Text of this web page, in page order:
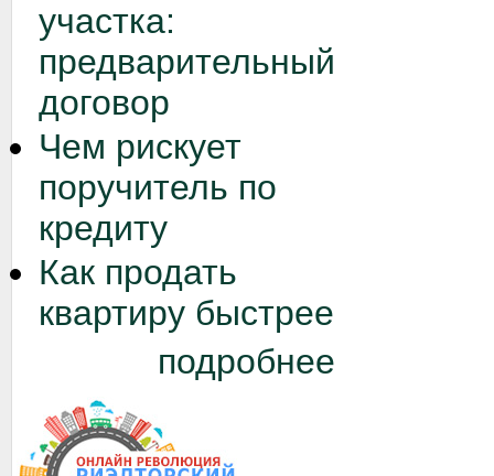
участка:
предварительный
договор
Чем рискует
поручитель по
кредиту
Как продать
квартиру быстрее
подробнее